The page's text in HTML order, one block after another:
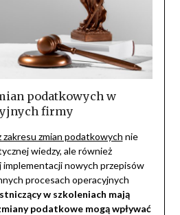
podatkowych w
firmy
zmian podatkowych nie
wiedzy, ale również
implementacji nowych przepisów
procesach operacyjnych
w szkoleniach mają
podatkowe mogą wpływać